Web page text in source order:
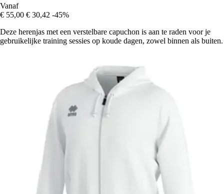
Vanaf
€ 55,00 € 30,42 -45%
Deze herenjas met een verstelbare capuchon is aan te raden voor je
gebruikelijke training sessies op koude dagen, zowel binnen als buiten.